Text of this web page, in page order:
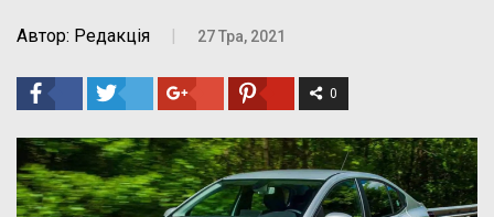
Автор: Редакція | 27 Тра, 2021
0